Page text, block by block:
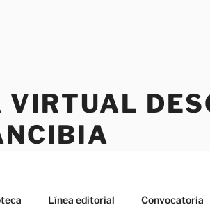
Línea editorial Convocatoria